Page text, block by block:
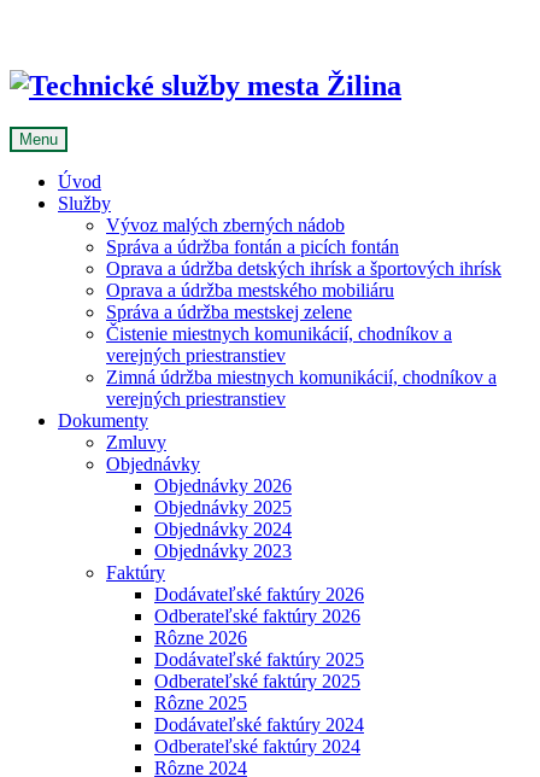
Menu
Úvod
Služby
Vývoz malých zberných nádob
Správa a údržba fontán a picích fontán
Oprava a údržba detských ihrísk a športových ihrísk
Oprava a údržba mestského mobiliáru
Správa a údržba mestskej zelene
Čistenie miestnych komunikácií, chodníkov a
verejných priestranstiev
Zimná údržba miestnych komunikácií, chodníkov a
verejných priestranstiev
Dokumenty
Zmluvy
Objednávky
Objednávky 2026
Objednávky 2025
Objednávky 2024
Objednávky 2023
Faktúry
Dodávateľské faktúry 2026
Odberateľské faktúry 2026
Rôzne 2026
Dodávateľské faktúry 2025
Odberateľské faktúry 2025
Rôzne 2025
Dodávateľské faktúry 2024
Odberateľské faktúry 2024
Rôzne 2024